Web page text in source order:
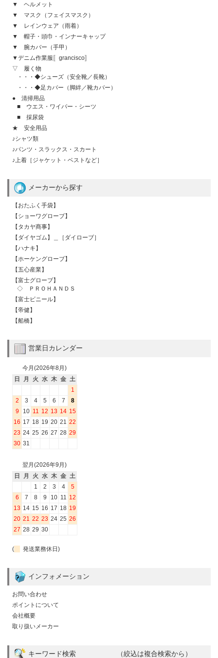
▼ ヘルメット
▼ マスク（フェイスマスク）
▼ レインウェア（雨着）
▼ 帽子・頭巾・インナーキャップ
▼ 腕カバー（手甲）
▼デニム作業服〚grancisco〛
▽ 履く物
・・・◆シューズ（安全靴／長靴）
・・・◆足カバー（脚絆／靴カバー）
● 清掃用品
■ ウエス・ワイパー・シーツ
■ 採尿袋
★ 安全用品
♪シャツ類
♪パンツ・スラックス・スカート
♪上着［ジャケット・ベストなど］
メーカーから探す
【おたふく手袋】
【ショーワグローブ】
【タカヤ商事】
【ダイヤゴム】＿［ダイローブ］
【ハナキ】
【ホーケングローブ】
【五心産業】
【富士グローブ】
◇ ＰＲＯＨＡＮＤＳ
【富士ビニール】
【帝健】
【船橋】
営業日カレンダー
今月(2026年8月)
日
月 火 水 木 金 土
1
2
3 4 5 6 7
8
9
10 11 12 13 14 15
16 17 18 19 20 21 22
23 24 25 26 27 28 29
30 31
翌月(2026年9月)
日
月 火 水 木 金 土
1
2 3 4
5
6
7 8 9 10 11 12
13 14 15 16 17 18 19
20 21 22 23 24 25 26
27 28 29 30
( 発送業務休日)
インフォメーション
お問い合わせ
ポイントについて
会社概要
取り扱いメーカー
キーワード検索 （絞込は複合検索から）